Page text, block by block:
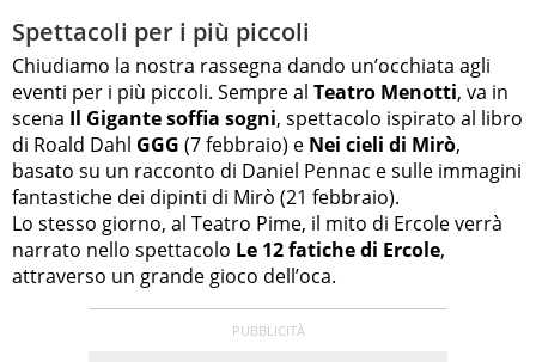
Spettacoli per i più piccoli
Chiudiamo la nostra rassegna dando un’occhiata agli
eventi per i più piccoli. Sempre al Teatro Menotti, va in
scena Il Gigante soffia sogni, spettacolo ispirato al libro
di Roald Dahl GGG (7 febbraio) e Nei cieli di Mirò,
basato su un racconto di Daniel Pennac e sulle immagini
fantastiche dei dipinti di Mirò (21 febbraio).
Lo stesso giorno, al Teatro Pime, il mito di Ercole verrà
narrato nello spettacolo Le 12 fatiche di Ercole,
attraverso un grande gioco dell’oca.